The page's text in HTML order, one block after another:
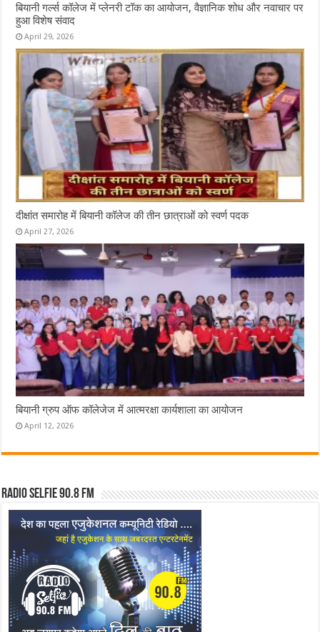
बियानी गर्ल्स कॉलेज में प्लेनरी टॉक का आयोजन, वैज्ञानिक शोध और नवाचार पर
हुआ विशेष संवाद
April 29, 2026
दीक्षांत समारोह में बियानी कॉलेज की तीन छात्राओं को स्वर्ण पदक
April 27, 2026
बियानी ग्रुप ऑफ कॉलेजेज में आत्मरक्षा कार्यशाला का आयोजन
April 12, 2026
Radio Selfie 90.8 FM